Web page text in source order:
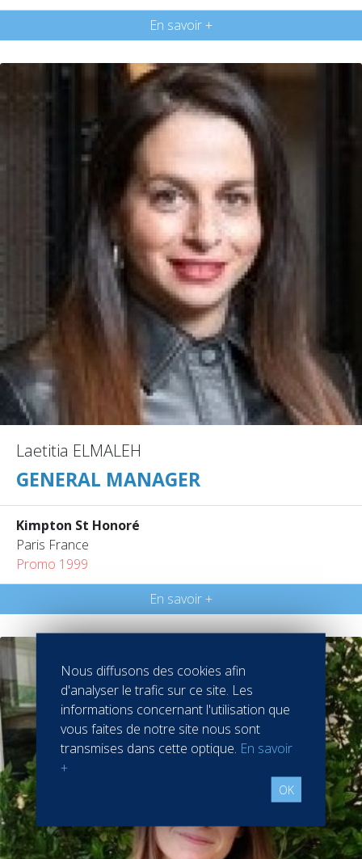
En savoir +
Laetitia ELMALEH
GENERAL MANAGER
Kimpton St Honoré
Paris France
Promo 1999
En savoir +
Nous diffusons des cookies afin
d'analyser le trafic sur ce site. Les
informations concernant l'utilisation que
vous faites de notre site nous sont
transmises dans cette optique. En savoir
+
OK